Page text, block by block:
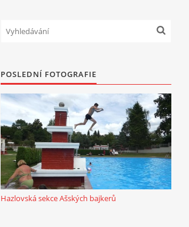
POSLEDNÍ FOTOGRAFIE
Hazlovská sekce Ašských bajkerů